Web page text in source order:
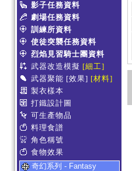
影子任務資料
劇場任務資料
訓練所資料
使徒突襲任務資料
烈焰見習騎士團資料
武器改造模擬 [細工]
武器聚能 [效果] [材料]
製衣樣本
打鐵設計圖
可生產物品
料理食譜
角色稱號
食物效果
奇幻系列 - Fantasy